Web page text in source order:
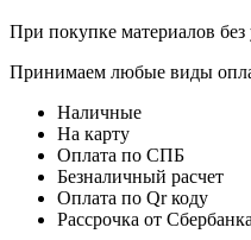
При покупке материалов без
Принимаем любые виды
Наличные
На карту
Оплата по СПБ
Безналичный расчет
Оплата по Qr коду
Рассрочка от